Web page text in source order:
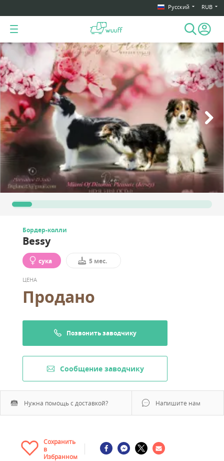
Русский RUB
Бордер-колли
Bessy
сука 5 мес.
ЦЕНА
Продано
Позвонить заводчику
Cообщение заводчику
Нужна помощь с доставкой? Напишите нам
Сохранить
в
Избранном